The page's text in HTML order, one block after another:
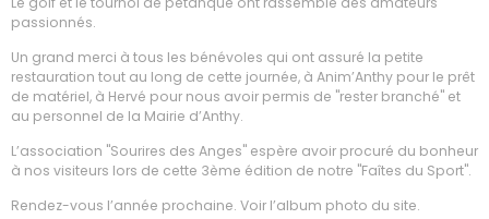
passionnés.
Un grand merci à tous les bénévoles qui ont assuré la petite
restauration tout au long de cette journée, à Anim’Anthy pour le prêt
de matériel, à Hervé pour nous avoir permis de "rester branché" et
au personnel de la Mairie d’Anthy.
L’association "Sourires des Anges" espère avoir procuré du bonheur
à nos visiteurs lors de cette 3ème édition de notre "Faîtes du Sport".
Rendez-vous l’année prochaine. Voir l’album photo du site.